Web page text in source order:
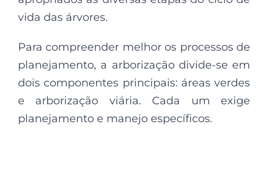
vida das árvores.
Para compreender melhor os processos de
planejamento, a arborização divide-se em
dois componentes principais: áreas verdes
e arborização viária. Cada um exige
planejamento e manejo específicos.